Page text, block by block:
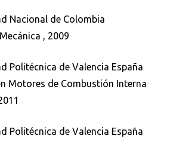
Nacional de Colombia
, 2009
Politécnica de Valencia España
Motores de Combustión Interna
Politécnica de Valencia España